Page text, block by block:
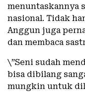
menuntaskannya
nasional. Tidak
Anggun juga
dan membaca
\”Seni sudah
bisa dibilang
mungkin untuk